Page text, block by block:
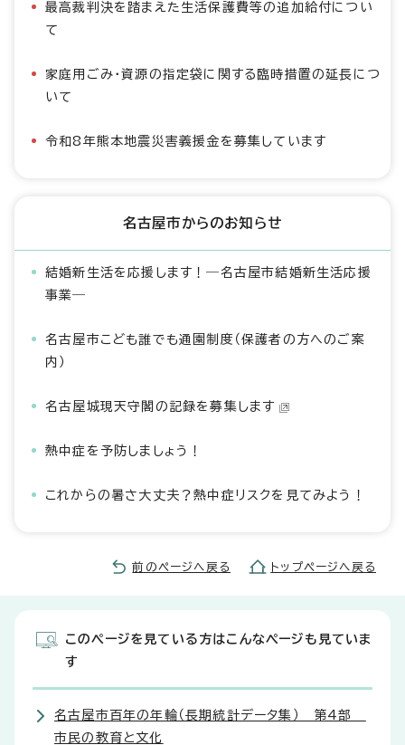
最高裁判決を踏まえた生活保護費等の追加給付につい
て
家庭用ごみ・資源の指定袋に関する臨時措置の延長につ
いて
令和8年熊本地震災害義援金を募集しています
名古屋市からのお知らせ
結婚新生活を応援します！―名古屋市結婚新生活応援
事業―
名古屋市こども誰でも通園制度（保護者の方へのご案
内）
名古屋城現天守閣の記録を募集します
熱中症を予防しましょう！
これからの暑さ大丈夫？熱中症リスクを見てみよう！
前のページへ戻る トップページへ戻る
このページを見ている方はこんなページも見ていま
す
名古屋市百年の年輪（長期統計データ集） 第4部
市民の教育と文化